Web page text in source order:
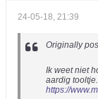
24-05-18, 21:39
Originally
Ik weet niet
aardig tooltje.
https://